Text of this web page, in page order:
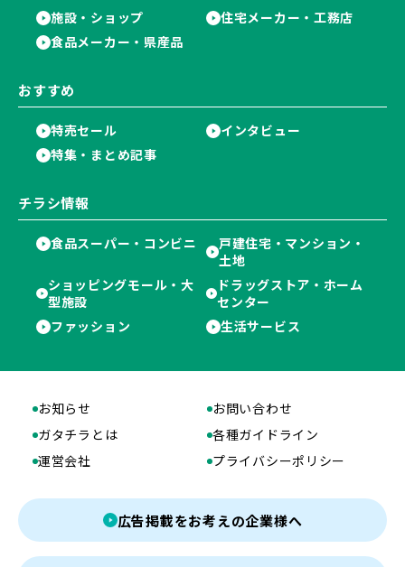
施設・ショップ
住宅メーカー・工務店
食品メーカー・県産品
おすすめ
特売セール
インタビュー
特集・まとめ記事
チラシ情報
食品スーパー・コンビニ
戸建住宅・マンション・
土地
ショッピングモール・大
型施設
ドラッグストア・ホーム
センター
ファッション
生活サービス
お知らせ
お問い合わせ
ガタチラとは
各種ガイドライン
運営会社
プライバシーポリシー
広告掲載をお考えの企業様へ